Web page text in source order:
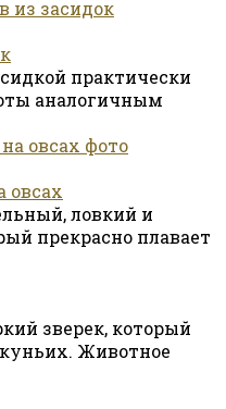
практически
аналогичным
овсах
ловкий и
прекрасно плавает
зверек, который
Животное